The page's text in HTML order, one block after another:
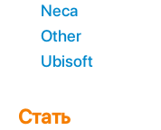
Neca
Other
Ubisoft
Стать